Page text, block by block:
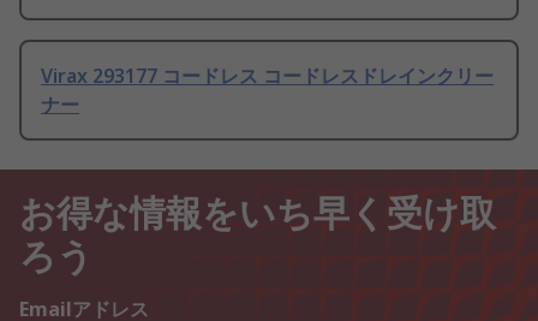
Virax 293177 コードレス コードレスドレインクリー
ナー
お得な情報をいち早く受け取
ろう
Emailアドレス